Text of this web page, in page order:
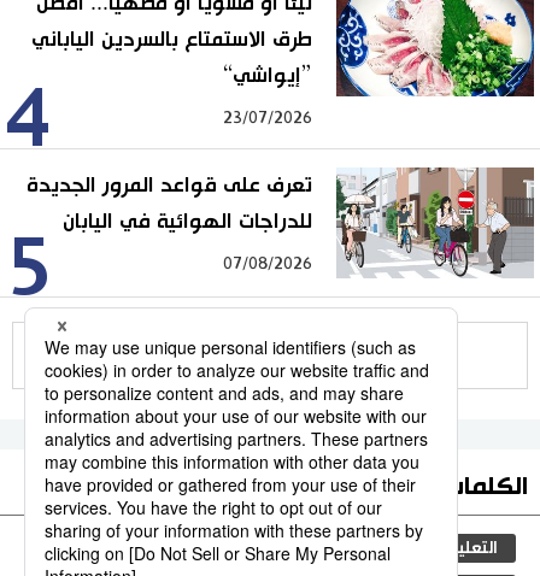
4
طرق الاستمتاع بالسردين الياباني
”إيواشي“
23/07/2026
5
تعرف على قواعد المرور الجديدة
للدراجات الهوائية في اليابان
07/08/2026
للمزيد
الكلمات الأكثر بحثا
التعليم الياباني مجتمع ثقافة طوكيو